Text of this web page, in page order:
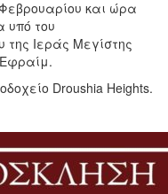
και ώρα
υπό του
Ιεράς Μεγίστης
Droushia Heights.